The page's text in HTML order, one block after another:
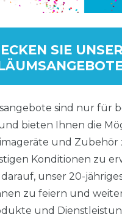
SIE
sind nur für
bieten Ihnen die
und Zubehör
Konditionen zu
unser 20-
zu feiern und
und